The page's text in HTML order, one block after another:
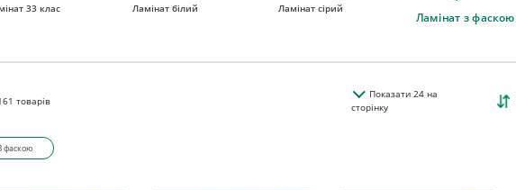
33 клас Ламінат білий Ламінат сірий
Ламінат з фаскою
товарів
Показати24на
сторінку
фаскою